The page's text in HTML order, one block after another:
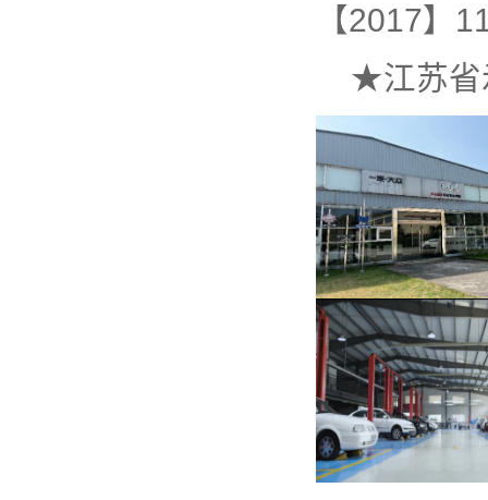
【2017】
★江苏省